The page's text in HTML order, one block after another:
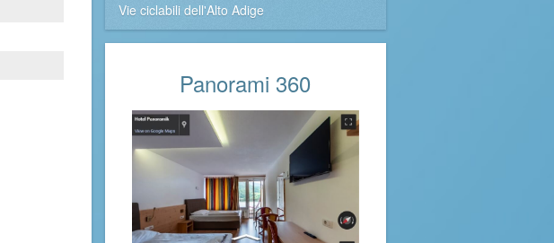
Vie ciclabili dell'Alto Adige
Panorami 360